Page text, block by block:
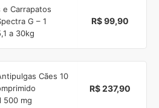
Carrapatos
G – 1
a 30kg
R$ 99,90
Cães 10
500 mg
R$ 237,90